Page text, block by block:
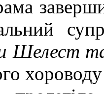
Шелест